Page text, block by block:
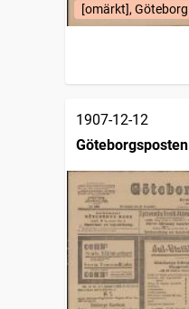
[omärkt], Göteborg
1907-12-12
Göteborgsposten